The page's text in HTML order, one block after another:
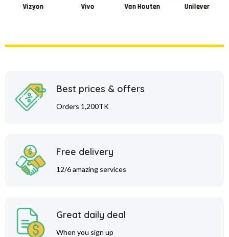
Vizyon Vivo Van Houten Unilever
Best prices & offers
Orders 1,200TK
Free delivery
12/6 amazing services
Great daily deal
When you sign up